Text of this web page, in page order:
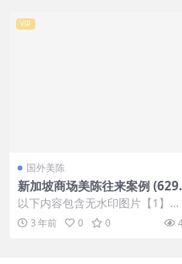
VIP
国外美陈
新加坡商场美陈往来案例 (629)
湖州市灯光美陈
以下内容包含无水印图片【1】张
，开通会员无障碍浏览 开通VIP会
员 3 年前 0 0